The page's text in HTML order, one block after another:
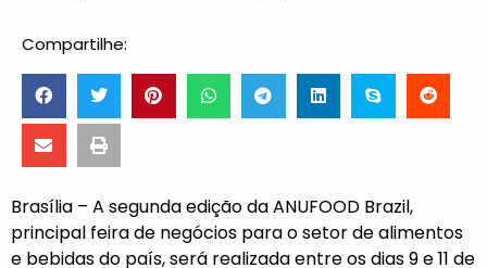
Compartilhe:
Brasília – A segunda edição da ANUFOOD Brazil,
principal feira de negócios para o setor de alimentos
e bebidas do país, será realizada entre os dias 9 e 11 de